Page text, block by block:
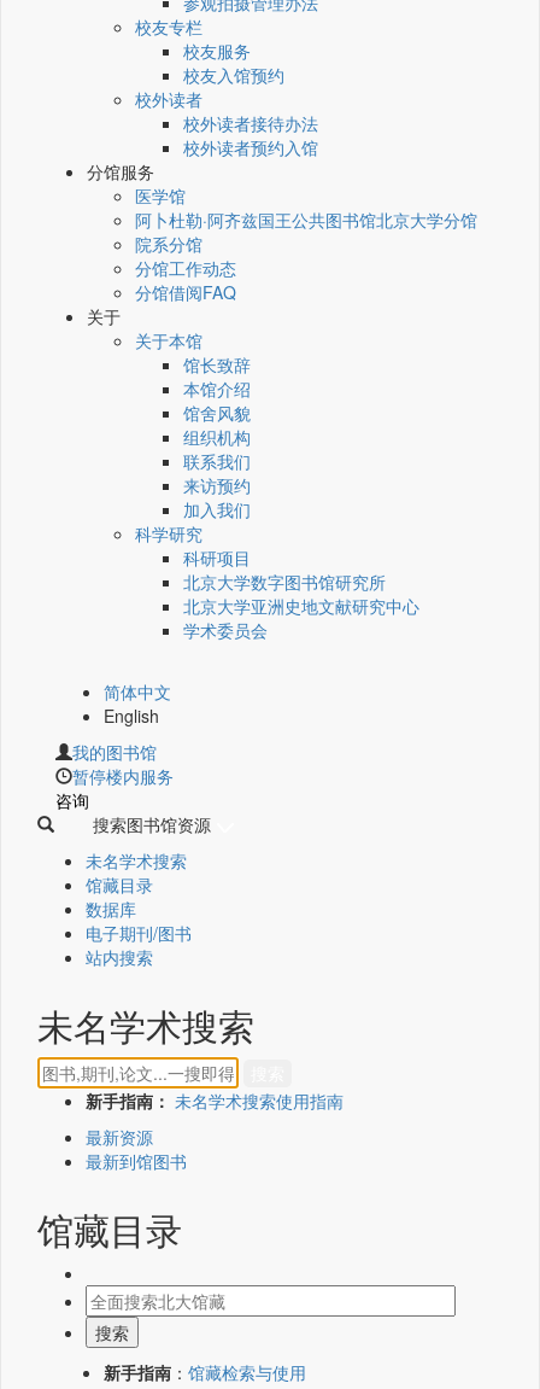
校友专栏
校友服务
校友入馆预约
校外读者
校外读者接待办法
校外读者预约入馆
分馆服务
医学馆
阿卜杜勒·阿齐兹国王公共图书馆北京大学分馆
院系分馆
分馆工作动态
分馆借阅FAQ
关于
关于本馆
馆长致辞
本馆介绍
馆舍风貌
组织机构
联系我们
来访预约
加入我们
科学研究
科研项目
北京大学数字图书馆研究所
北京大学亚洲史地文献研究中心
学术委员会
简体中文
English
我的图书馆
暂停楼内服务
咨询
搜索图书馆资源
未名学术搜索
馆藏目录
数据库
电子期刊/图书
站内搜索
未名学术搜索
新手指南： 未名学术搜索使用指南
最新资源
最新到馆图书
馆藏目录
新手指南 ： 馆藏检索与使用